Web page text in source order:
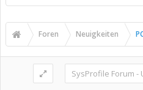
Foren Neuigkeiten
SysProfile Forum -